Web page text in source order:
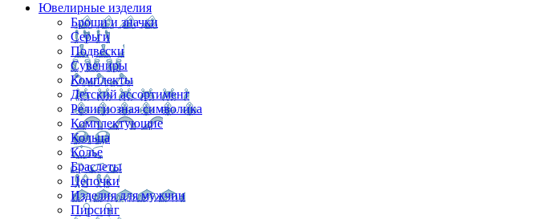
Ювелирные изделия
Броши и значки
Серьги
Подвески
Сувениры
Комплекты
Детский ассортимент
Религиозная символика
Комплектующие
Кольца
Колье
Браслеты
Цепочки
Изделия для мужчин
Пирсинг